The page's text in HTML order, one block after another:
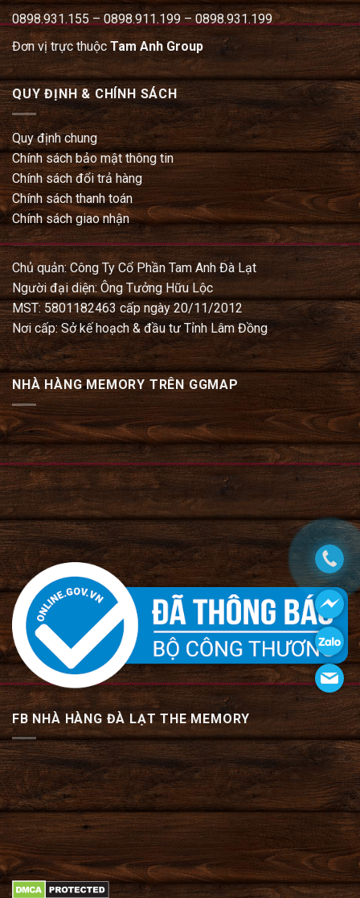
0898.931.155 – 0898.911.199 – 0898.931.199
Đơn vị trực thuộcTam Anh Group
QUY ĐỊNH & CHÍNH SÁCH
Quy định chung
Chính sách bảo mật thông tin
Chính sách đổi trả hàng
Chính sách thanh toán
Chính sách giao nhận
Chủ quản: Công Ty Cổ Phần Tam Anh Đà Lạt
Người đại diện: Ông Tưởng Hữu Lộc
MST: 5801182463 cấp ngày 20/11/2012
Nơi cấp: Sở kế hoạch & đầu tư Tỉnh Lâm Đồng
NHÀ HÀNG MEMORY TRÊN GGMAP
FB NHÀ HÀNG ĐÀ LẠT THE MEMORY